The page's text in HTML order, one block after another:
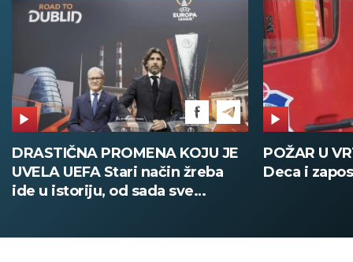
DRASTIČNA PROMENA KOJU JE
UVELA UEFA Stari način žreba
ide u istoriju, od sada sve
POŽAR U
Deca i